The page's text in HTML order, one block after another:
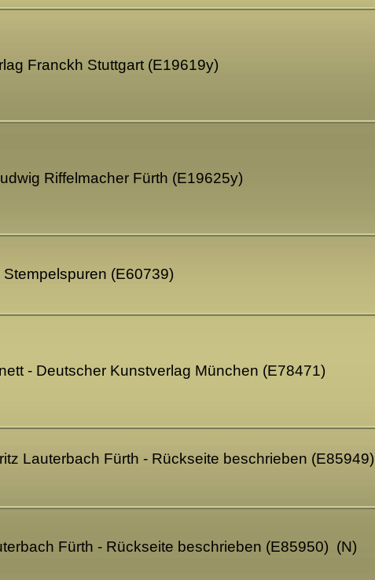
Franckh Stuttgart (E19619y)
Riffelmacher Fürth (E19625y)
(E60739)
- Deutscher Kunstverlag München (E78471)
Lauterbach Fürth - Rückseite beschrieben (E85949)
Fürth - Rückseite beschrieben (E85950) (N)